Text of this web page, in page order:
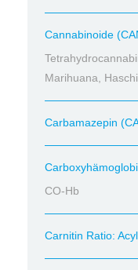
Cannabinoide
Marihuana,
Carbamazepin
CO-Hb
Carnitin Ratio: